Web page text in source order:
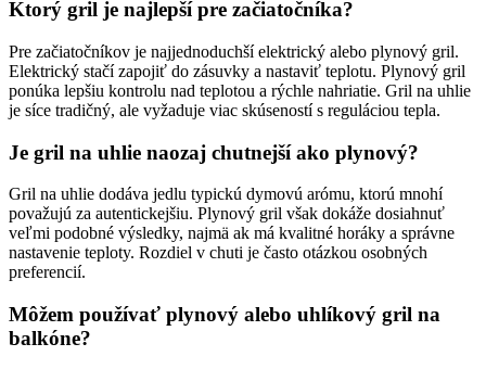
Ktorý gril je najlepší pre začiatočníka?
Pre začiatočníkov je najjednoduchší elektrický alebo plynový gril.
Elektrický stačí zapojiť do zásuvky a nastaviť teplotu. Plynový gril
ponúka lepšiu kontrolu nad teplotou a rýchle nahriatie. Gril na uhlie
je síce tradičný, ale vyžaduje viac skúseností s reguláciou tepla.
Je gril na uhlie naozaj chutnejší ako plynový?
Gril na uhlie dodáva jedlu typickú dymovú arómu, ktorú mnohí
považujú za autentickejšiu. Plynový gril však dokáže dosiahnuť
veľmi podobné výsledky, najmä ak má kvalitné horáky a správne
nastavenie teploty. Rozdiel v chuti je často otázkou osobných
preferencií.
Môžem používať plynový alebo uhlíkový gril na
balkóne?